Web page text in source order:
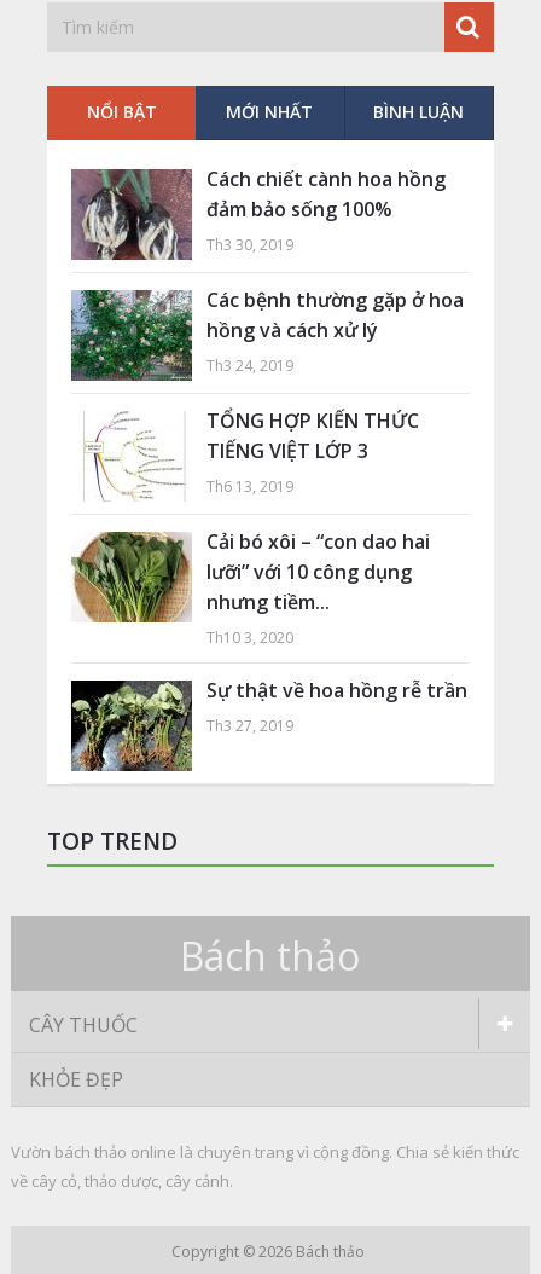
NỔI BẬT MỚI NHẤT BÌNH LUẬN
Cách chiết cành hoa hồng
đảm bảo sống 100%
Th3 30, 2019
Các bệnh thường gặp ở hoa
hồng và cách xử lý
Th3 24, 2019
TỔNG HỢP KIẾN THỨC
TIẾNG VIỆT LỚP 3
Th6 13, 2019
Cải bó xôi – “con dao hai
lưỡi” với 10 công dụng
nhưng tiềm...
Th10 3, 2020
Sự thật về hoa hồng rễ trần
Th3 27, 2019
TOP TREND
Bách thảo
CÂY THUỐC
KHỎE ĐẸP
Vườn bách thảo online là chuyên trang vì cộng đồng. Chia sẻ kiến thức
về cây cỏ, thảo dược, cây cảnh.
Copyright © 2026 Bách thảo